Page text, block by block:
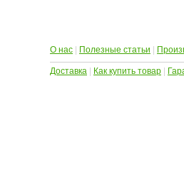
О нас Полезные статьи
Доставка Как купить товар